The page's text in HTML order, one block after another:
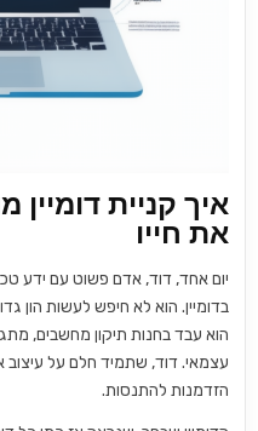
איך קניית
את חייו
יום אחד, דוד, אדם פשוט עם ידע
בדומיין. הוא לא חיפש לעשות הון
הוא עבד בחנות תיקון מחשבים,
עצמאי. דוד, שתמיד חלם על עיצוב
הזדמנות להתנסות.